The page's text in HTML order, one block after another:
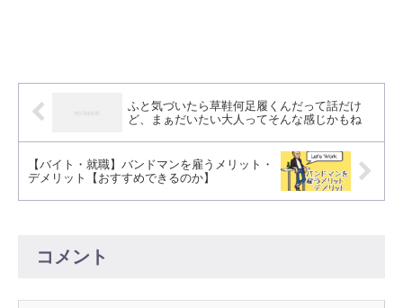
ふと気づいたら草鞋何足履くんだって話だけ
ど、まぁだいたい大人ってそんな感じかもね
【バイト・就職】バンドマンを雇うメリット・
デメリット【おすすめできるのか】
コメント